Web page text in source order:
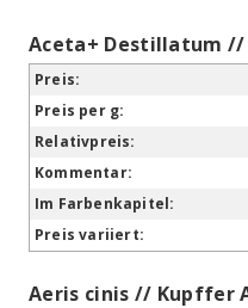
Aceta+ Destillatum
Aeris cinis // Kupffer